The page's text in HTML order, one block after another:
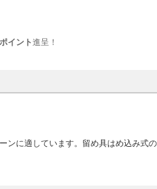
イント進呈！
に適しています。留め具はめ込み式